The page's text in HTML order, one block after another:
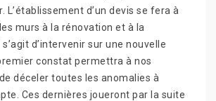
L’établissement d’un devis se fera à
murs à la rénovation et à la
d’intervenir sur une nouvelle
constat permettra à nos
déceler toutes les anomalies à
Ces dernières joueront par la suite